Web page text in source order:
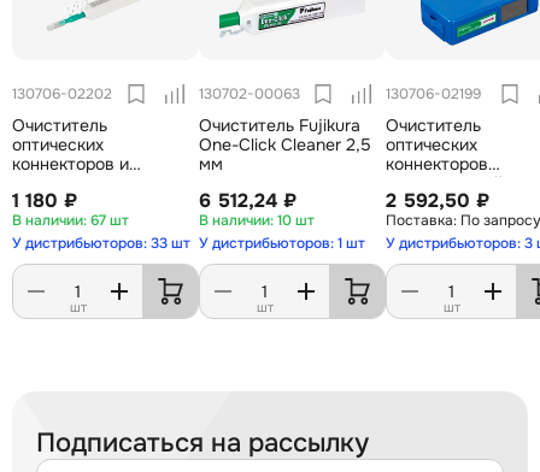
130706-02202
Очиститель
оптических
коннекторов и
(SC/ST/FC)
1 180 ₽
67 шт
У дистрибьюторов: 33 шт
шт
130702-00063
Очиститель Fujikura
One-Click Cleaner 2,5
мм
6 512,24 ₽
10 шт
У дистрибьюторов: 1 шт
шт
130706-02199
Очиститель
оптических
коннекторов
многоразовый
550
2 592,50 ₽
По запросу
У дистрибьюторов: 3
шт
Подписаться на рассылку